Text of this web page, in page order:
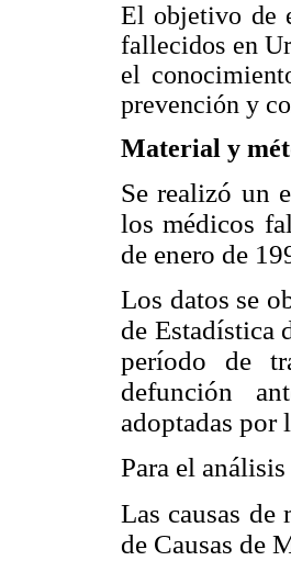
El objetivo de
fallecidos en
el
prevención y
Material y
Se realizó un
los médicos
de enero de
Los datos se
de Estadística
período de
defunción
adoptadas por
Para el
Las causas de
de Causas de